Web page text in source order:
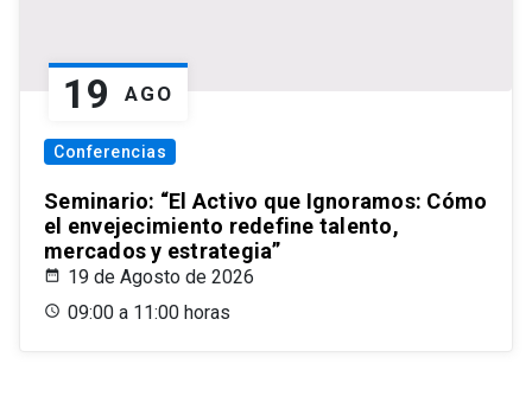
19 AGO
Conferencias
Seminario: “El Activo que Ignoramos: Cómo
el envejecimiento redefine talento,
mercados y estrategia”
19 de Agosto de 2026
09:00 a 11:00 horas